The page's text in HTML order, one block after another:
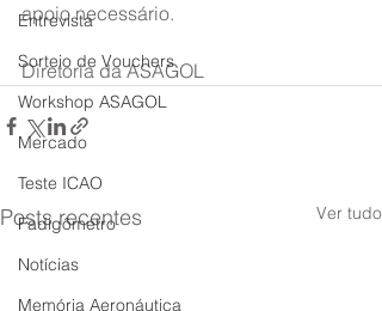
Entrevista
Sorteio de Vouchers
Workshop ASAGOL
Mercado
Teste ICAO
Fadigômetro
Notícias
Memória Aeronáutica
apoio necessário.
Diretoria da ASAGOL
Posts recentes Ver tudo